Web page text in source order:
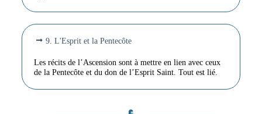
9. L'Esprit et la Pentecôte
Les récits de l’Ascension sont à mettre en lien avec ceux
de la Pentecôte et du don de l’Esprit Saint. Tout est lié.